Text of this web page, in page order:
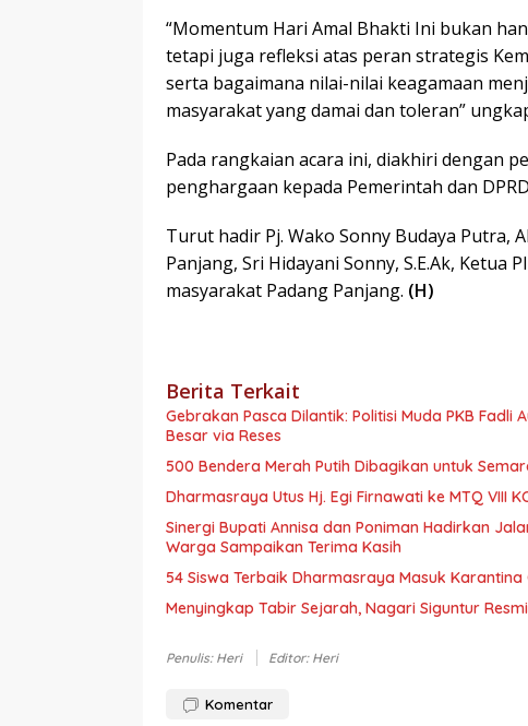
“Momentum Hari Amal Bhakti Ini bukan
tetapi juga refleksi atas peran strategis
serta bagaimana nilai-nilai keagamaan
masyarakat yang damai dan toleran”
Pada rangkaian acara ini, diakhiri dengan
penghargaan kepada Pemerintah dan
Turut hadir Pj. Wako Sonny Budaya Putra,
Panjang, Sri Hidayani Sonny, S.E.Ak, Ketua
masyarakat Padang Panjang. (H)
Berita Terkait
Gebrakan Pasca Dilantik: Politisi Muda PKB
Besar via Reses
500 Bendera Merah Putih Dibagikan untuk
Dharmasraya Utus Hj. Egi Firnawati ke MTQ VIII
Sinergi Bupati Annisa dan Poniman Hadirkan
Warga Sampaikan Terima Kasih
54 Siswa Terbaik Dharmasraya Masuk Karantina
Menyingkap Tabir Sejarah, Nagari Siguntur
Penulis: Heri Editor: Heri
Komentar